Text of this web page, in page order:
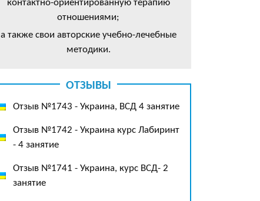
контактно-ориентированную терапию
отношениями;
а также свои авторские учебно-лечебные
методики.
ОТЗЫВЫ
Отзыв №1743 - Украина, ВСД 4 занятие
Отзыв №1742 - Украина курс Лабиринт
- 4 занятие
Отзыв №1741 - Украина, курс ВСД- 2
занятие